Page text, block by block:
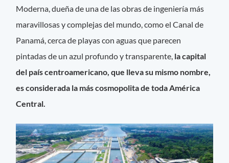
Moderna, dueña de una de las obras de ingeniería más
maravillosas y complejas del mundo, como el Canal de
Panamá, cerca de playas con aguas que parecen
pintadas de un azul profundo y transparente, la capital
del país centroamericano, que lleva su mismo nombre,
es considerada la más cosmopolita de toda América
Central.